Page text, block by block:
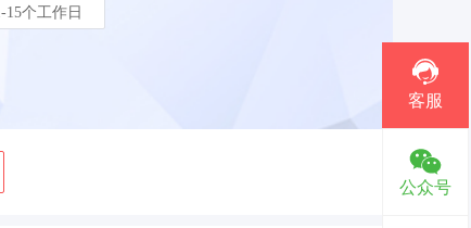
15个工作日
客服
公众号